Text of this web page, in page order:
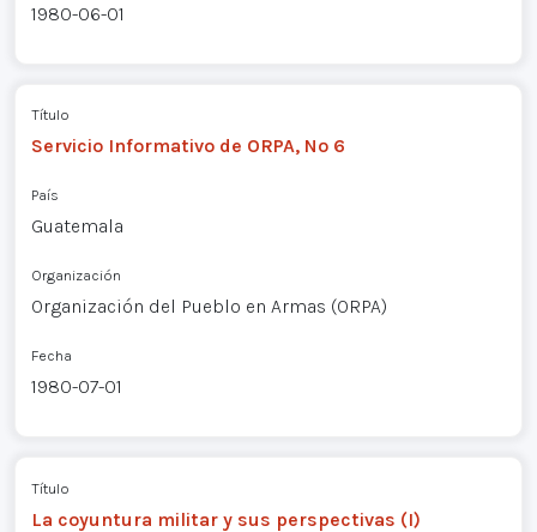
1980-06-01
Título
Servicio Informativo de ORPA, Nº 6
País
Guatemala
Organización
Organización del Pueblo en Armas (ORPA)
Fecha
1980-07-01
Título
La coyuntura militar y sus perspectivas (I)